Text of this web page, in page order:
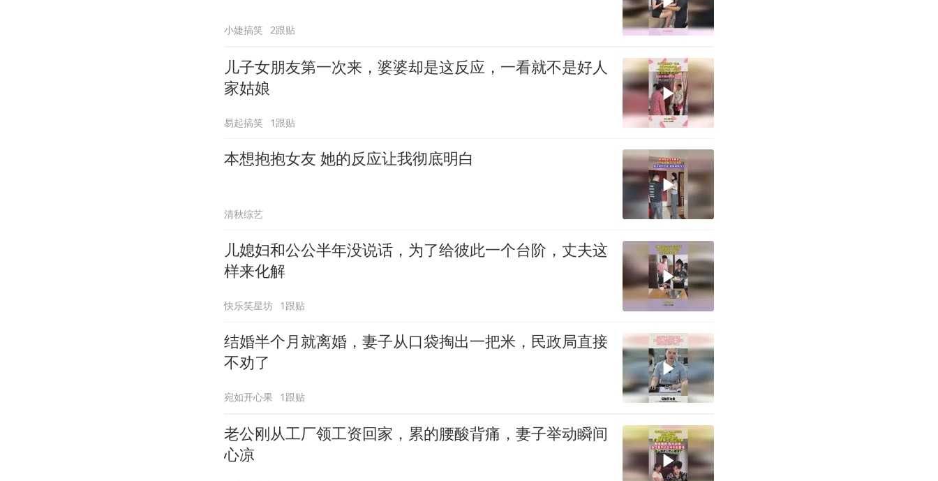
小婕搞笑 2跟贴
儿子女朋友第一次来，婆婆却是这反应，一看就不是好人
家姑娘
易起搞笑 1跟贴
本想抱抱女友 她的反应让我彻底明白
清秋综艺
儿媳妇和公公半年没说话，为了给彼此一个台阶，丈夫这
样来化解
快乐笑星坊 1跟贴
结婚半个月就离婚，妻子从口袋掏出一把米，民政局直接
不劝了
宛如开心果 1跟贴
老公刚从工厂领工资回家，累的腰酸背痛，妻子举动瞬间
心凉